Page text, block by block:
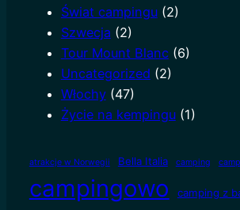
Świat campingu(2)
Szwecja (2)
Tour Mount Blanc(6)
Uncategorized (2)
Włochy(47)
Życie na kempingu(1)
atrakcje w Norwegii Bella Italia camping
campingowo camping z